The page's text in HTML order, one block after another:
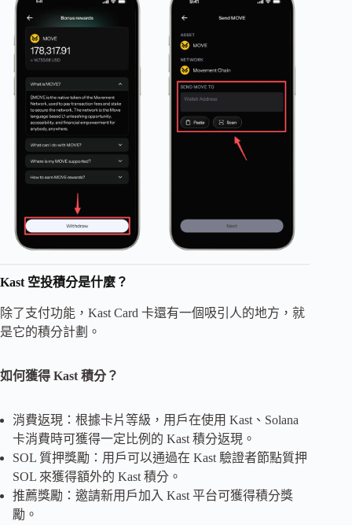
Kast 空投積分是什麼？
除了支付功能，Kast Card 卡還有一個吸引人的地方，就
是它的積分計劃。
如何獲得 Kast 積分？
消費返現：根據卡片等級，用戶在使用 Kast、Solana
卡消費時可獲得一定比例的 Kast 積分返現。
SOL 質押獎勵：用戶可以通過在 Kast 驗證者節點質押
SOL 來獲得額外的 Kast 積分。
推薦獎勵：邀請新用戶加入 Kast 平台可獲得積分獎
勵。